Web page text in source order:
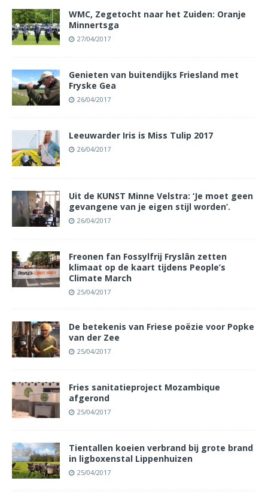
WMC, Zegetocht naar het Zuiden: Oranje
Minnertsga
27/04/2017
Genieten van buitendijks Friesland met
Fryske Gea
26/04/2017
Leeuwarder Iris is Miss Tulip 2017
26/04/2017
Uit de KUNST Minne Velstra: ‘Je moet geen
gevangene van je eigen stijl worden’.
26/04/2017
Freonen fan Fossylfrij Fryslân zetten
klimaat op de kaart tijdens People’s
Climate March
25/04/2017
De betekenis van Friese poëzie voor Popke
van der Zee
25/04/2017
Fries sanitatieproject Mozambique
afgerond
25/04/2017
Tientallen koeien verbrand bij grote brand
in ligboxenstal Lippenhuizen
25/04/2017